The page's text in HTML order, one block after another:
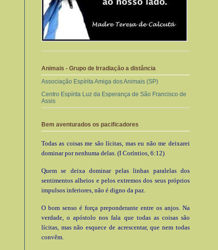
Animais - Grupo de Irradiação a distância
Associação Espírita Amiga dos Animais (SP)
Centro Espírita Luz da Esperança de São Francisco de
Assis
Bem aventurados os pacificadores
Todas as coisas me são lícitas, mas eu não me deixarei
dominar por nenhuma delas. (I Coríntios, 6:12)
Quem se deixa dominar pelas linhas paralelas dos
sentimentos alheios e pelos extremos dos seus próprios
impulsos inferiores, não é digno da paz.
O bom senso é força preponderante entre os anjos. Na
verdade, o apóstolo nos fala que todas as coisas são
lícitas, mas não esquece de acrescentar, que nem todas
convêm.